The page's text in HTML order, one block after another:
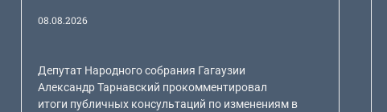
08.08.2026
Депутат Народного собрания Гагаузии
Александр Тарнавский прокомментировал
итоги публичных консультаций по изменениям в